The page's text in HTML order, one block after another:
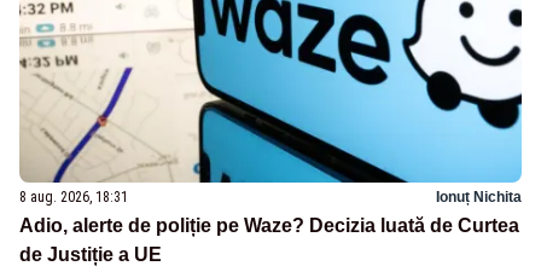
8 aug. 2026, 18:31 Ionuț Nichita
Adio, alerte de poliție pe Waze? Decizia luată de Curtea
de Justiție a UE